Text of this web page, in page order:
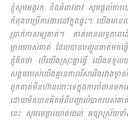
ខ្ញុំសូមអង្វរក និងអំពាវនាវ សូមផ្ដល់កា
កំពុងបម្រើការងារនៅក្នុងផ្ទះ។ យើងមា
ប្រាក់កាសឲ្យគាត់។ គាត់មានលទ្ធភា
ម្ដាយរបស់គាត់ ដែលបានបញ្ជូនគាត់មក
ខ្ញុំគិតថា បើយើងស្រុះគ្នាធ្វើ យើងទទួ
សង្គមរបស់យើងគ្មានការរើសអើងរវាងម្
ពួកគាត់មិនហ៊ាននោះទេក្នុងការបំពានម
ដោយមិនបានគិតអំពីបញ្ហាលំបាករបស់
នេះ សូមមេត្ដាយោគយល់ អធ្យាស្រ័យទាំ